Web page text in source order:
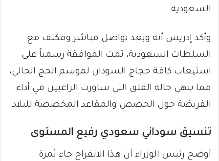
السعودية.
وأكد إدريس أنه وبعد تواصل مباشر ومكثف مع
السلطات السعودية، تمت الموافقة رسمياً على
استيعاب كافة حجاج السودان لموسم الحج الحالي،
مما ينهي حالة القلق التي ساورت الراغبين في أداء
الفريضة حول الحصص والمقاعد المخصصة للبلاد.
​تنسيق سوداني سعودي رفيع المستوى
​أوضح رئيس الوزراء أن هذا الانفراج جاء ثمرة